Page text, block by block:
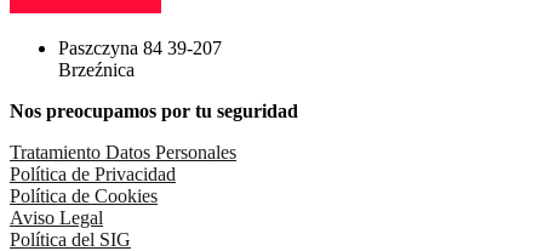
Paszczyna 84 39-207
Brzeźnica
Nos preocupamos por tu seguridad
Tratamiento Datos Personales
Política de Privacidad
Política de Cookies
Aviso Legal
Política del SIG